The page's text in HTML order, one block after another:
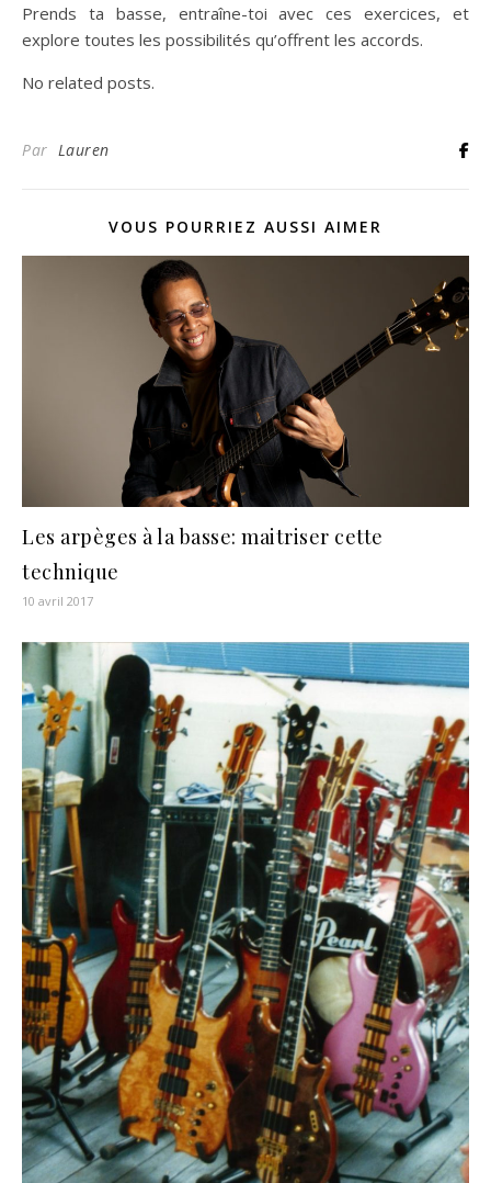
Prends ta basse, entraîne-toi avec ces exercices, et
explore toutes les possibilités qu’offrent les accords.
No related posts.
Par Lauren
VOUS POURRIEZ AUSSI AIMER
Les arpèges à la basse: maitriser cette
technique
10 avril 2017